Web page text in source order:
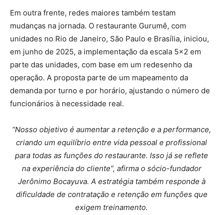
Em outra frente, redes maiores também testam
mudanças na jornada. O restaurante Gurumê, com
unidades no Rio de Janeiro, São Paulo e Brasília, iniciou,
em junho de 2025, a implementação da escala 5×2 em
parte das unidades, com base em um redesenho da
operação. A proposta parte de um mapeamento da
demanda por turno e por horário, ajustando o número de
funcionários à necessidade real.
“Nosso objetivo é aumentar a retenção e a performance,
criando um equilíbrio entre vida pessoal e profissional
para todas as funções do restaurante. Isso já se reflete
na experiência do cliente”, afirma o sócio-fundador
Jerônimo Bocayuva. A estratégia também responde à
dificuldade de contratação e retenção em funções que
exigem treinamento.